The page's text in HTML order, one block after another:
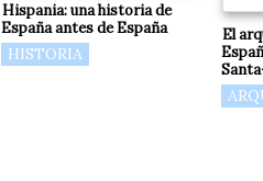
Hispania: una historia de
España antes de España
HISTORIA
El